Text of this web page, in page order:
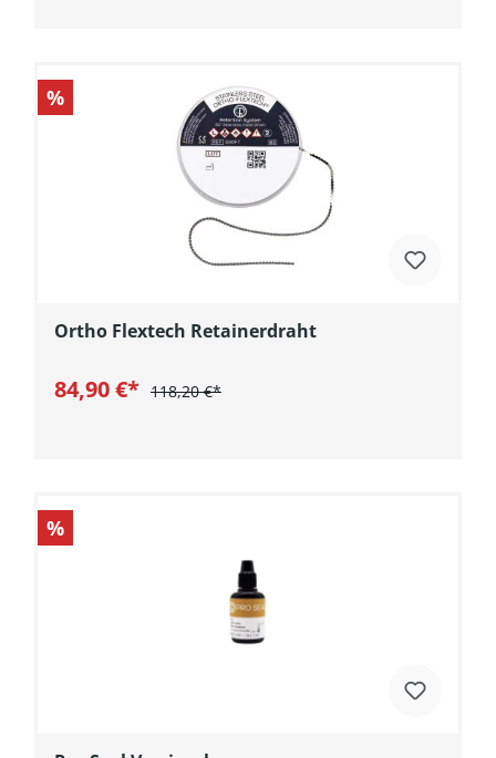
%
Ortho Flextech Retainerdraht
84,90 €* 118,20 €*
%